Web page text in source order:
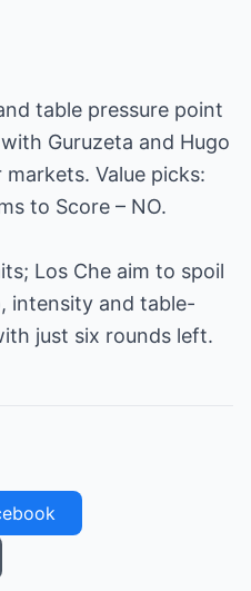
table pressure point
Guruzeta and Hugo
Value picks:
to Score – NO.
Los Che aim to spoil
intensity and table-
just six rounds left.